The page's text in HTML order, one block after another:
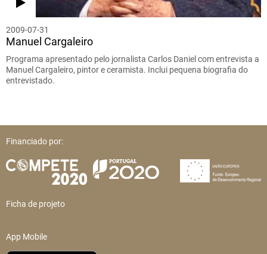
2009-07-31
Manuel Cargaleiro
Programa apresentado pelo jornalista Carlos Daniel com entrevista a
Manuel Cargaleiro, pintor e ceramista. Inclui pequena biografia do
entrevistado.
Financiado por:
Ficha de projeto
App Mobile